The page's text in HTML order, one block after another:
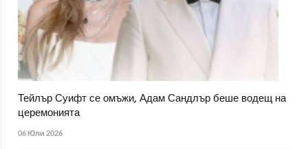
Тейлър Суифт се омъжи, Адам Сандлър беше водещ на
церемонията
06 Юли 2026